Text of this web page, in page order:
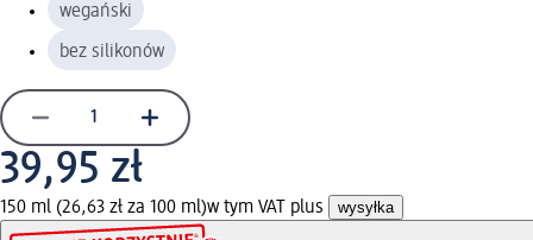
wegański
bez silikonów
39,95 zł
150 ml (26,63 zł za 100 ml)w tym VAT plus wysyłka